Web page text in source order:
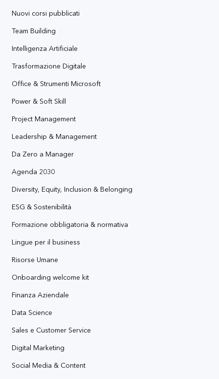
Nuovi corsi pubblicati
Team Building
Intelligenza Artificiale
Trasformazione Digitale
Office & Strumenti Microsoft
Power & Soft Skill
Project Management
Leadership & Management
Da Zero a Manager
Agenda 2030
Diversity, Equity, Inclusion & Belonging
ESG & Sostenibilità
Formazione obbligatoria & normativa
Lingue per il business
Risorse Umane
Onboarding welcome kit
Finanza Aziendale
Data Science
Sales e Customer Service
Digital Marketing
Social Media & Content